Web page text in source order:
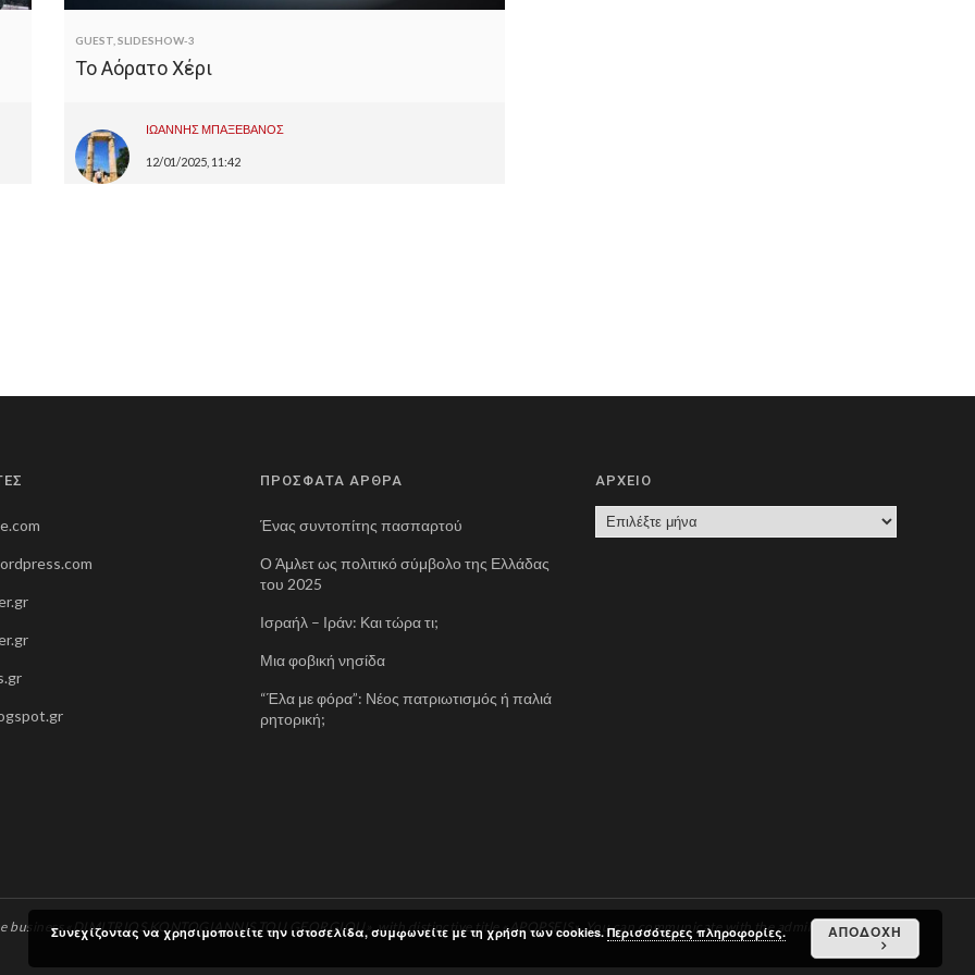
GUEST ,SLIDESHOW-3
Το Αόρατο Χέρι
ΙΩΑΝΝΗΣ ΜΠΑΞΕΒΑΝΟΣ
12/01/2025, 11:42
ΠΡΟΣΦΑΤΑ ΑΡΘΡΑ
Ένας συντοπίτης πασπαρτού
Ο Άμλετ ως πολιτικό σύμβολο της Ελλάδας
του 2025
Ισραήλ – Ιράν: Και τώρα τι;
Μια φοβική νησίδα
“Έλα με φόρα”: Νέος πατριωτισμός ή παλιά
ρητορική;
ΑΡΧΕΙΟ
business «DIMITRIOS KONTOGIANNIS TOU GEORGIOU», with distinctive title «APOPSEIS». You can communicate with the administration via
Συνεχίζοντας να χρησιμοποιείτε την ιστοσελίδα, συμφωνείτε με τη χρήση των cookies. Περισσότερες πληροφορίες. ΑΠΟΔΟΧΗ